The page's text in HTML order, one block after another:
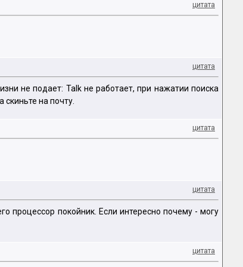
цитата
цитата
не подает: Talk не работает, при нажатии поиска
скиньте на почту.
цитата
цитата
процессор покойник. Если интересно почему - могу
цитата